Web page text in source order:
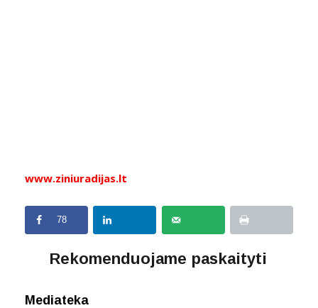
www.ziniuradijas.lt
78
Rekomenduojame paskaityti
Mediateka